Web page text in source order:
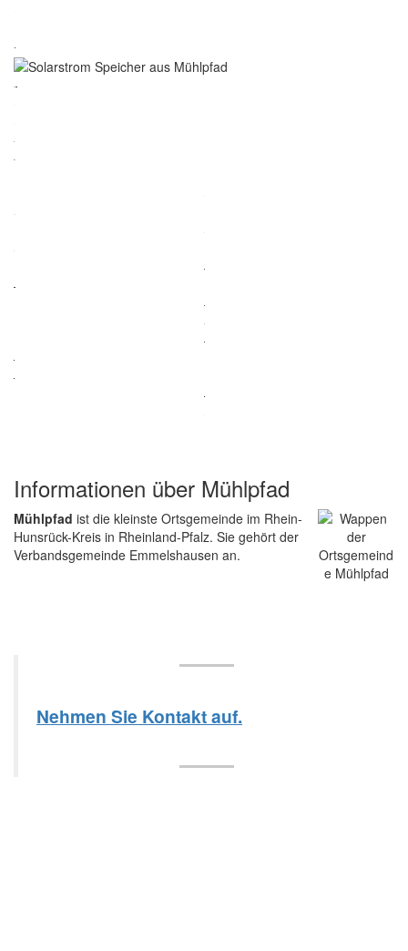
Informationen über Mühlpfad
Mühlpfad ist die kleinste Ortsgemeinde im Rhein-
Hunsrück-Kreis in Rheinland-Pfalz. Sie gehört der
Verbandsgemeinde Emmelshausen an.
Nehmen Sie Kontakt auf.